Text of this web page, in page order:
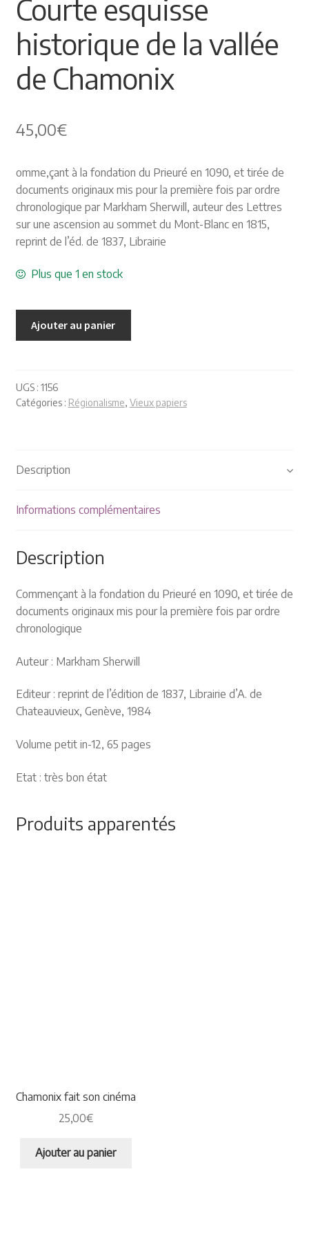
Himalayisme
Nature Pêche Chasse
Peintures
Les Pyrénées
VIEUX PAPIERS
Carte postale
Gravure
Plaquettes et publicités
Nos prochaines manifestations
Courte esquisse
historique de la vallée
de Chamonix
45,00€
omme,çant à la fondation du Prieuré en 1090, et tirée de
documents originaux mis pour la première fois par ordre
chronologique par Markham Sherwill, auteur des Lettres
sur une ascension au sommet du Mont-Blanc en 1815,
reprint de l’éd. de 1837, Librairie
Plus que 1 en stock
Ajouter au panier
UGS : 1156
Catégories : Régionalisme, Vieux papiers
Description
Informations complémentaires
Description
Commençant à la fondation du Prieuré en 1090, et tirée de
documents originaux mis pour la première fois par ordre
chronologique
Auteur : Markham Sherwill
Editeur : reprint de l’édition de 1837, Librairie d’A. de
Chateauvieux, Genève, 1984
Volume petit in-12, 65 pages
Etat : très bon état
Produits apparentés
Chamonix fait son cinéma
25,00€
Ajouter au panier